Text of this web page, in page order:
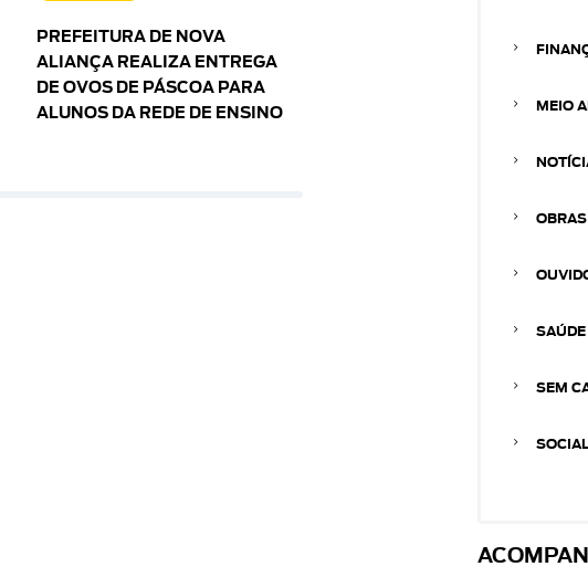
PREFEITURA DE NOVA
ALIANÇA REALIZA ENTREGA
DE OVOS DE PÁSCOA PARA
ALUNOS DA REDE DE ENSINO
MEIO
SAÚDE
SEM
SOCIAL